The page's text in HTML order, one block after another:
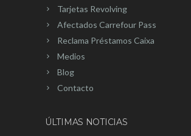
Tarjetas Revolving
Afectados Carrefour Pass
Reclama Préstamos Caixa
Medios
Blog
Contacto
ÚLTIMAS NOTICIAS